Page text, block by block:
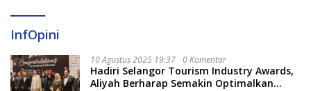
InfOpini
10 Agustus 2025 19:37 0 Komentar
Hadiri Selangor Tourism Industry Awards,
Aliyah Berharap Semakin Optimalkan